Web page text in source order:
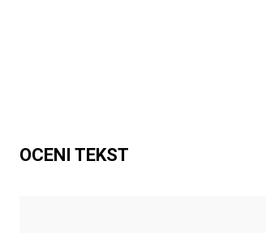
OCENI TEKST